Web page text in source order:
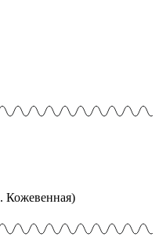
Кожевенная)